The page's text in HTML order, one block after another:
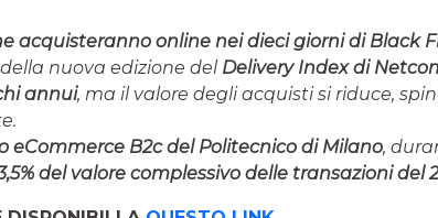
acquisteranno online nei dieci giorni di Black
nuova edizione del Delivery Index di
annui, ma il valore degli acquisti si riduce,
eCommerce B2c del Politecnico di Milano,
del valore complessivo delle transazioni del